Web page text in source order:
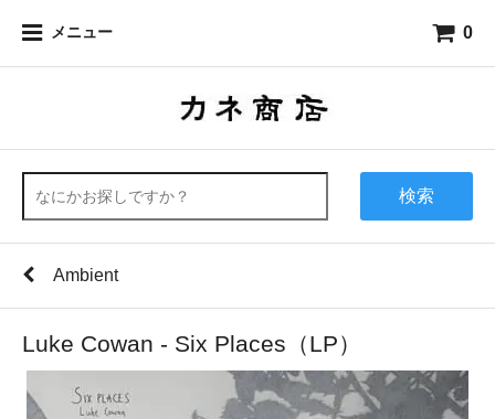
メニュー 0
検索
Ambient
Luke Cowan - Six Places（LP）